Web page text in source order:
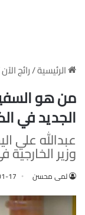
الرئيسية/رائج الآن
من هو السفير
الجديد في
عبدالله علي
وزير
لمى محسن 17